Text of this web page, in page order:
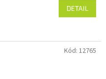
DETAIL
Kód: 12765